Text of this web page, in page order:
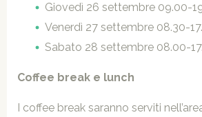
Giovedì 26 settembre 09.00-
Venerdì 27 settembre 08.30-
Sabato 28 settembre 08.00-
Coffee break e lunch
I coffee break saranno serviti